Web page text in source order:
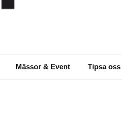
Mässor & Event Tipsa oss